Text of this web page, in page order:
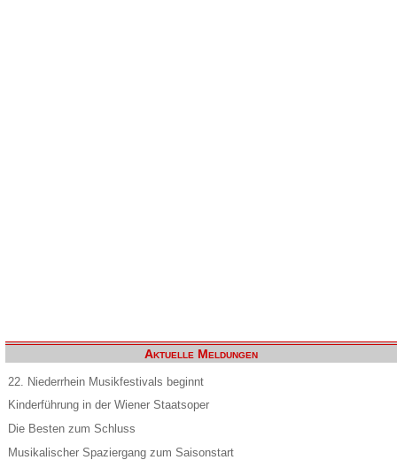
Aktuelle Meldungen
22. Niederrhein Musikfestivals beginnt
Kinderführung in der Wiener Staatsoper
Die Besten zum Schluss
Musikalischer Spaziergang zum Saisonstart